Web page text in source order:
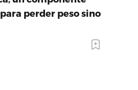
perder peso sino